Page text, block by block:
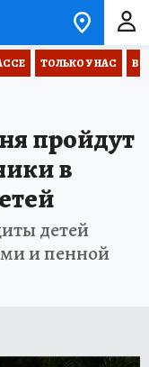
ТОЛЬКО У НАС
пройдут
в
детей
и пенной